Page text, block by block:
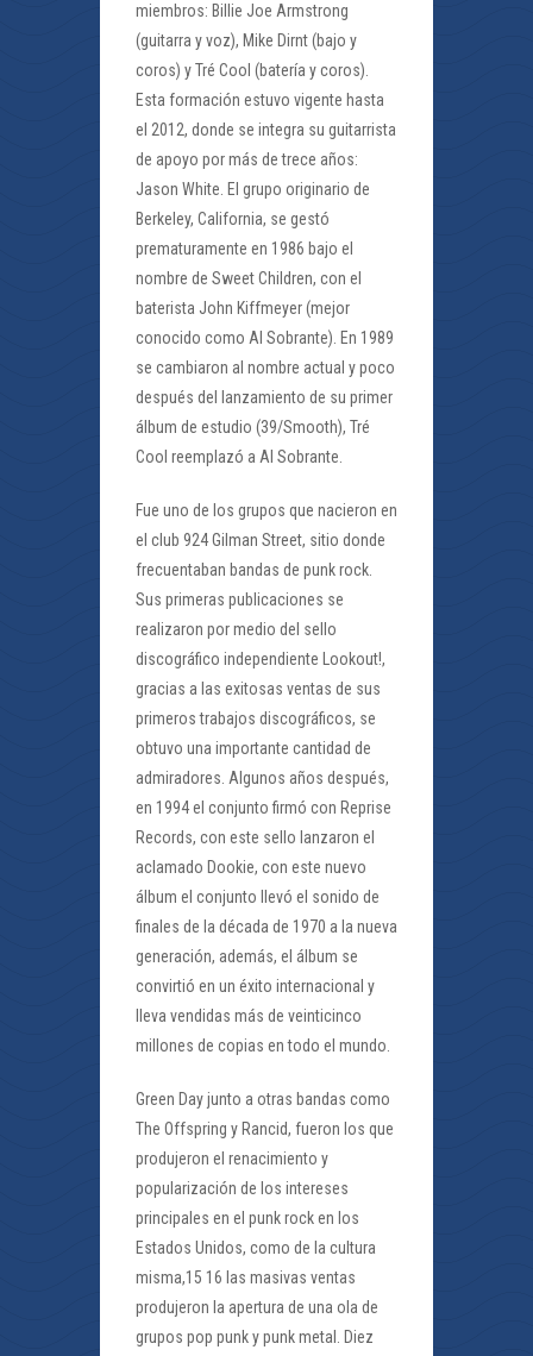
miembros: Billie Joe Armstrong
(guitarra y voz), Mike Dirnt (bajo y
coros) y Tré Cool (batería y coros).
Esta formación estuvo vigente hasta
el 2012, donde se integra su guitarrista
de apoyo por más de trece años:
Jason White. El grupo originario de
Berkeley, California, se gestó
prematuramente en 1986 bajo el
nombre de Sweet Children, con el
baterista John Kiffmeyer (mejor
conocido como Al Sobrante). En 1989
se cambiaron al nombre actual y poco
después del lanzamiento de su primer
álbum de estudio (39/Smooth), Tré
Cool reemplazó a Al Sobrante.
Fue uno de los grupos que nacieron en
el club 924 Gilman Street, sitio donde
frecuentaban bandas de punk rock.
Sus primeras publicaciones se
realizaron por medio del sello
discográfico independiente Lookout!,
gracias a las exitosas ventas de sus
primeros trabajos discográficos, se
obtuvo una importante cantidad de
admiradores. Algunos años después,
en 1994 el conjunto firmó con Reprise
Records, con este sello lanzaron el
aclamado Dookie, con este nuevo
álbum el conjunto llevó el sonido de
finales de la década de 1970 a la nueva
generación, además, el álbum se
convirtió en un éxito internacional y
lleva vendidas más de veinticinco
millones de copias en todo el mundo.
Green Day junto a otras bandas como
The Offspring y Rancid, fueron los que
produjeron el renacimiento y
popularización de los intereses
principales en el punk rock en los
Estados Unidos, como de la cultura
misma,15 16 las masivas ventas
produjeron la apertura de una ola de
grupos pop punk y punk metal. Diez